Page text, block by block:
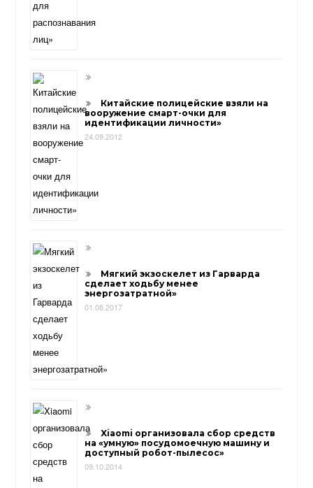
Китайские полицейские взяли на
вооружение смарт-очки для
идентификации личности»
24.09.2012
Мягкий экзоскелет из Гарварда
сделает ходьбу менее
энергозатратной»
01.08.2017
Xiaomi организовала сбор средств
на «умную» посудомоечную машину и
доступный робот-пылесос»
09.10.2014